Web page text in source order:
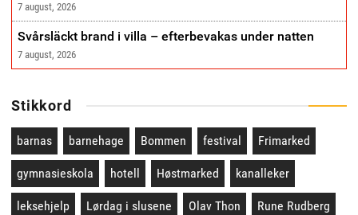
7 august, 2026
Svårsläckt brand i villa – efterbevakas under natten
7 august, 2026
Stikkord
barnas barnehage Bommen festival Frimarked
gymnasieskola hotell Høstmarked kanalleker
leksehjelp Lørdag i slusene Olav Thon Rune Rudberg